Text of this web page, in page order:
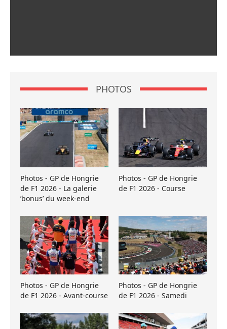
PHOTOS
Photos - GP de Hongrie
de F1 2026 - La galerie
’bonus’ du week-end
Photos - GP de Hongrie
de F1 2026 - Course
Photos - GP de Hongrie
de F1 2026 - Avant-course
Photos - GP de Hongrie
de F1 2026 - Samedi